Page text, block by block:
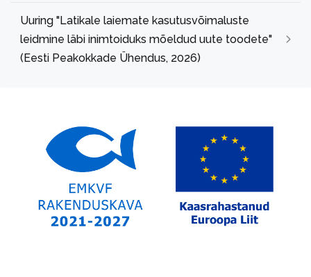
Uuring "Latikale laiemate kasutusvõimaluste
leidmine läbi inimtoiduks mõeldud uute toodete"
(Eesti Peakokkade Ühendus, 2026)